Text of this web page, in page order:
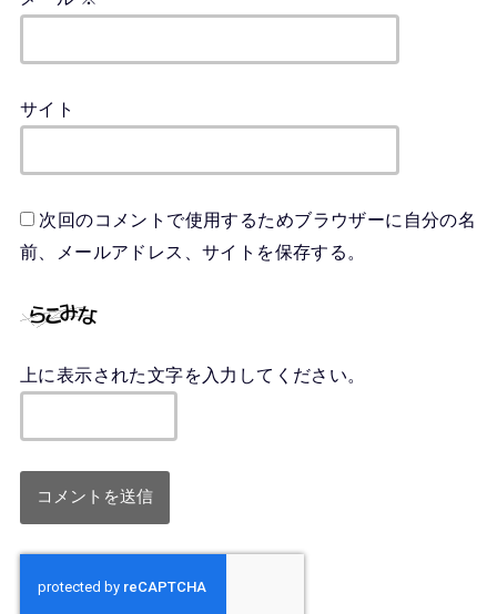
サイト
次回のコメントで使用するためブラウザーに自分の名
前、メールアドレス、サイトを保存する。
上に表示された文字を入力してください。